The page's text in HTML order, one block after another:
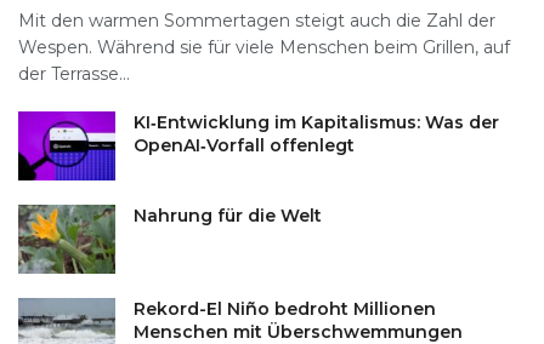
Mit den warmen Sommertagen steigt auch die Zahl der
Wespen. Während sie für viele Menschen beim Grillen, auf
der Terrasse...
KI‑Entwicklung im Kapitalismus: Was der
OpenAI‑Vorfall offenlegt
Nahrung für die Welt
Rekord-El Niño bedroht Millionen
Menschen mit Überschwemmungen